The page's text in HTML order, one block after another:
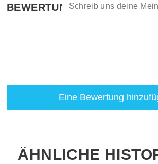
BEWERTUNG
Eine Bewertung
ÄHNLICHE